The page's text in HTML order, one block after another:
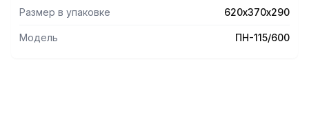
Размер в упаковке 620х370х290
Модель ПН-115/600